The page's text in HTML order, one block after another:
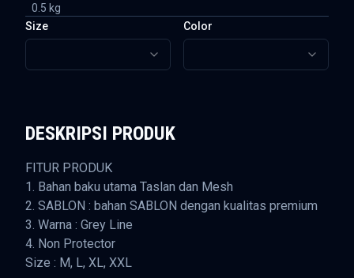
0.5 kg
Size
Color
DESKRIPSI PRODUK
FITUR PRODUK
1. Bahan baku utama Taslan dan Mesh
2. SABLON : bahan SABLON dengan kualitas premium
3. Warna : Grey Line
4. Non Protector
Size : M, L, XL, XXL